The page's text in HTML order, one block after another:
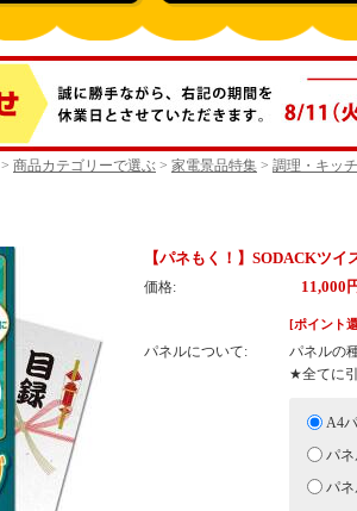
> 商品カテゴリーで選ぶ > 家電景品特集 > 調理・キッ
【パネもく！】SODACKツイ
価格: 11,000
[ポイント
パネルについて:
パネルの
★全てに
A4
パネ
パネ